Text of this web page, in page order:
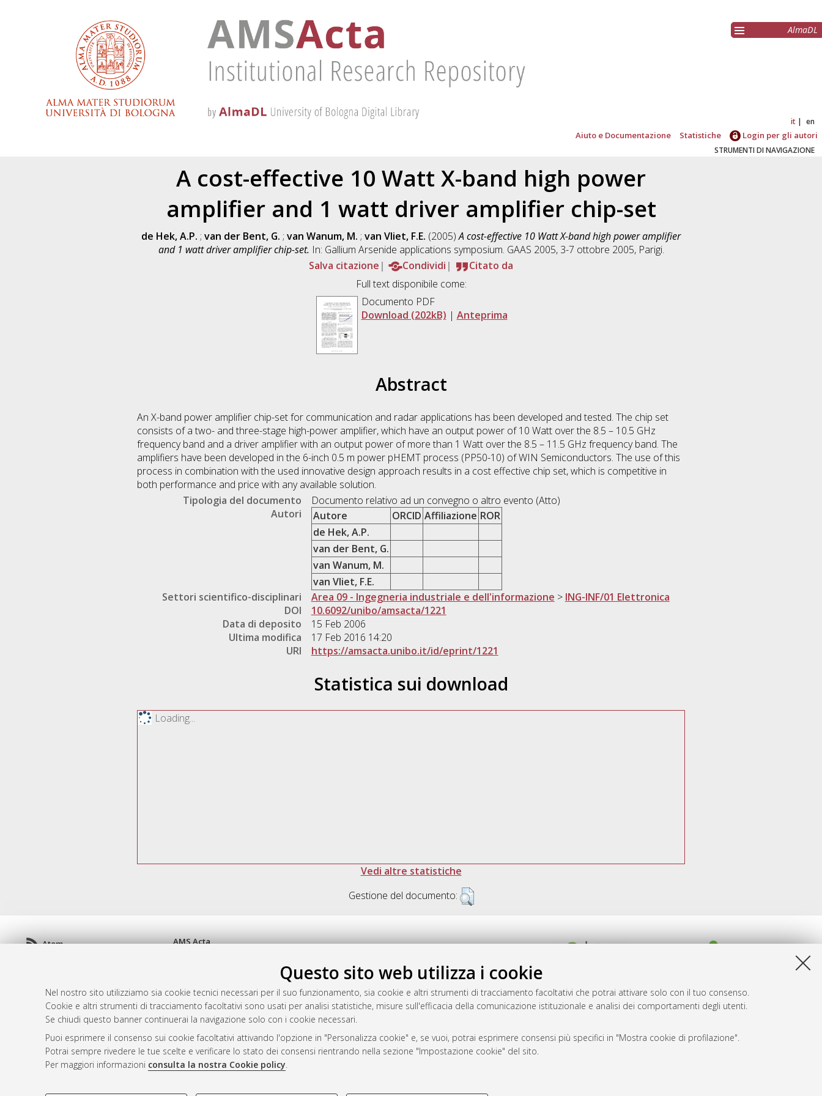
Questo sito web utilizza i cookie
Nel nostro sito utilizziamo sia cookie tecnici necessari per il suo funzionamento, sia cookie e altri strumenti di tracciamento facoltativi che potrai attivare solo con il tuo consenso.
Cookie e altri strumenti di tracciamento facoltativi sono usati per analisi statistiche, misure sull'efficacia della comunicazione istituzionale e analisi dei comportamenti degli utenti.
Se chiudi questo banner continuerai la navigazione solo con i cookie necessari.
Puoi esprimere il consenso sui cookie facoltativi attivando l'opzione in "Personalizza cookie" e, se vuoi, potrai esprimere consensi più specifici in "Mostra cookie di profilazione".
Potrai sempre rivedere le tue scelte e verificare lo stato dei consensi rientrando nella sezione "Impostazione cookie" del sito.
Per maggiori informazioni consulta la nostra Cookie policy.
AlmaDL
it en
Aiuto e Documentazione Statistiche Login per gli autori
STRUMENTI DI NAVIGAZIONE
A cost-effective 10 Watt X-band high power
amplifier and 1 watt driver amplifier chip-set
de Hek, A.P. ; van der Bent, G. ; van Wanum, M. ; van Vliet, F.E. (2005)A cost-effective 10 Watt X-band high power amplifier
and 1 watt driver amplifier chip-set. In: Gallium Arsenide applications symposium. GAAS 2005, 3-7 ottobre 2005, Parigi.
Salva citazione
Condividi
Citato da
Full text disponibile come:
Documento PDF
Download (202kB) | Anteprima
Abstract
An X-band power amplifier chip-set for communication and radar applications has been developed and tested. The chip set
consists of a two- and three-stage high-power amplifier, which have an output power of 10 Watt over the 8.5 – 10.5 GHz
frequency band and a driver amplifier with an output power of more than 1 Watt over the 8.5 – 11.5 GHz frequency band. The
amplifiers have been developed in the 6-inch 0.5 m power pHEMT process (PP50-10) of WIN Semiconductors. The use of this
process in combination with the used innovative design approach results in a cost effective chip set, which is competitive in
both performance and price with any available solution.
Tipologia del documento
Documento relativo ad un convegno o altro evento (Atto)
Autori
Autore ORCID Affiliazione ROR
de Hek, A.P.
van der Bent, G.
van Wanum, M.
van Vliet, F.E.
Settori scientifico-disciplinari
Area 09 - Ingegneria industriale e dell'informazione > ING-INF/01 Elettronica
DOI
10.6092/unibo/amsacta/1221
Data di deposito
15 Feb 2006
Ultima modifica
17 Feb 2016 14:20
URI
https://amsacta.unibo.it/id/eprint/1221
Statistica sui download
Loading...
Vedi altre statistiche
Gestione del documento:
Atom
AMS Acta
doi.org/10.17616/R3P19R
Servizio implementato e gestito da
AlmaDL
Impostazioni Cookie
Informativa sulla privacy
Condizioni d'uso del sito
Mission e policies del repository